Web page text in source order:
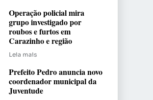
Operação policial mira
grupo investigado por
roubos e furtos em
Carazinho e região
Leia mais
Prefeito Pedro anuncia novo
coordenador municipal da
Juventude